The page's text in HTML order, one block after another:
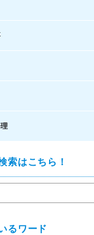
索はこちら！
るワード